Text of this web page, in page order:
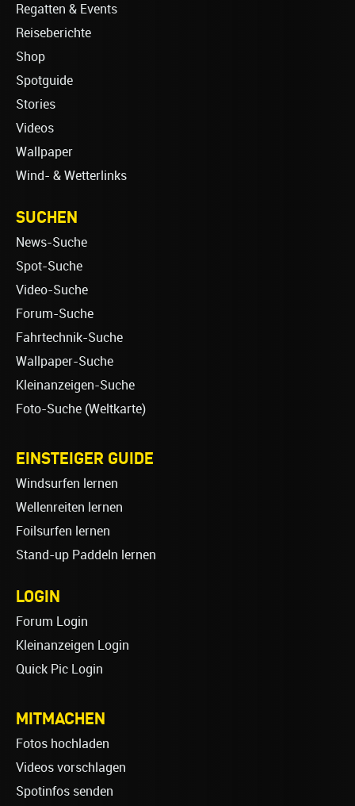
Regatten & Events
Reiseberichte
Shop
Spotguide
Stories
Videos
Wallpaper
Wind- & Wetterlinks
SUCHEN
News-Suche
Spot-Suche
Video-Suche
Forum-Suche
Fahrtechnik-Suche
Wallpaper-Suche
Kleinanzeigen-Suche
Foto-Suche (Weltkarte)
EINSTEIGER GUIDE
Windsurfen lernen
Wellenreiten lernen
Foilsurfen lernen
Stand-up Paddeln lernen
LOGIN
Forum Login
Kleinanzeigen Login
Quick Pic Login
MITMACHEN
Fotos hochladen
Videos vorschlagen
Spotinfos senden